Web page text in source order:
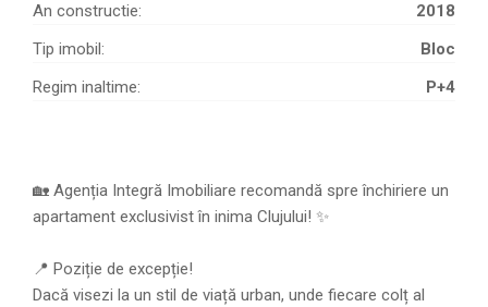
An constructie:
2018
Tip imobil:
Bloc
Regim inaltime:
P+4
🏡 Agenția Integră Imobiliare recomandă spre închiriere un
apartament exclusivist în inima Clujului! ✨
📍 Poziție de excepție!
Dacă visezi la un stil de viață urban, unde fiecare colț al